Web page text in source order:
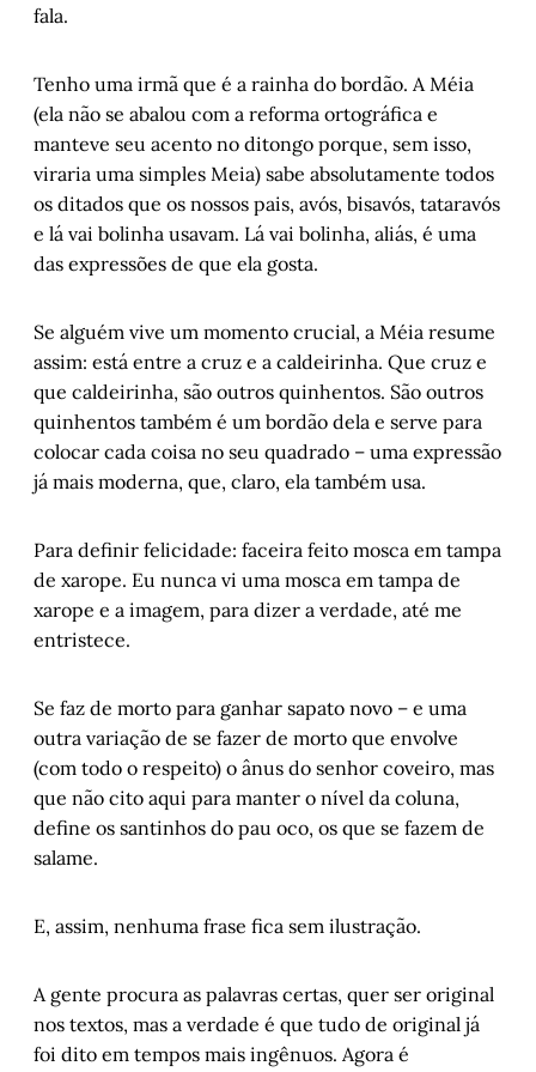
fala.
Tenho uma irmã que é a rainha do bordão. A Méia
(ela não se abalou com a reforma ortográfica e
manteve seu acento no ditongo porque, sem isso,
viraria uma simples Meia) sabe absolutamente todos
os ditados que os nossos pais, avós, bisavós, tataravós
e lá vai bolinha usavam. Lá vai bolinha, aliás, é uma
das expressões de que ela gosta.
Se alguém vive um momento crucial, a Méia resume
assim: está entre a cruz e a caldeirinha. Que cruz e
que caldeirinha, são outros quinhentos. São outros
quinhentos também é um bordão dela e serve para
colocar cada coisa no seu quadrado – uma expressão
já mais moderna, que, claro, ela também usa.
Para definir felicidade: faceira feito mosca em tampa
de xarope. Eu nunca vi uma mosca em tampa de
xarope e a imagem, para dizer a verdade, até me
entristece.
Se faz de morto para ganhar sapato novo – e uma
outra variação de se fazer de morto que envolve
(com todo o respeito) o ânus do senhor coveiro, mas
que não cito aqui para manter o nível da coluna,
define os santinhos do pau oco, os que se fazem de
salame.
E, assim, nenhuma frase fica sem ilustração.
A gente procura as palavras certas, quer ser original
nos textos, mas a verdade é que tudo de original já
foi dito em tempos mais ingênuos. Agora é